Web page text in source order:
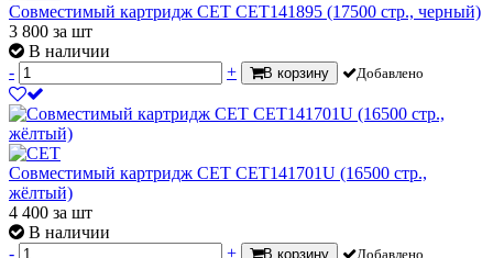
Совместимый картридж CET CET141895 (17500 стр., черный)
3 800 за шт
В наличии
-
+ В корзину Добавлено
Совместимый картридж CET CET141701U (16500 стр.,
жёлтый)
4 400 за шт
В наличии
-
+ В корзину Добавлено